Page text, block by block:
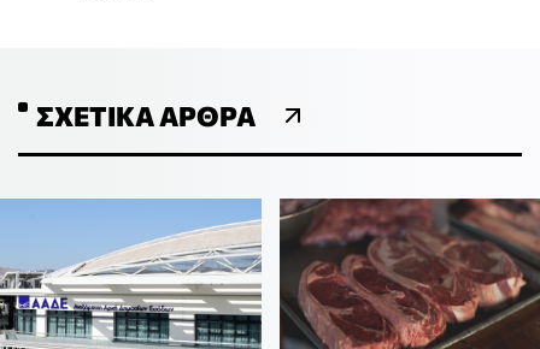
ΣΧΕΤΙΚΆ ΆΡΘΡΑ